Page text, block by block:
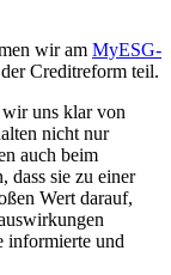
wir am MyESG-
Creditreform teil.
uns klar von
nicht nur
auch beim
dass sie zu einer
Wert darauf,
informierte und